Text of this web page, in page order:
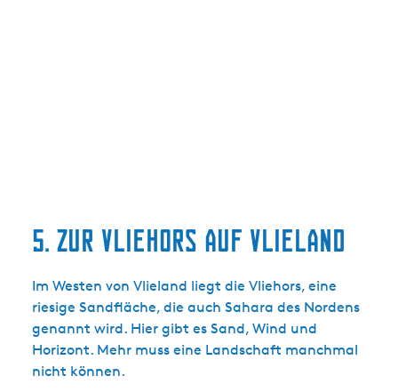
5. Zur Vliehors auf Vlieland
Im Westen von Vlieland liegt die Vliehors, eine
riesige Sandfläche, die auch Sahara des Nordens
genannt wird. Hier gibt es Sand, Wind und
Horizont. Mehr muss eine Landschaft manchmal
nicht können.